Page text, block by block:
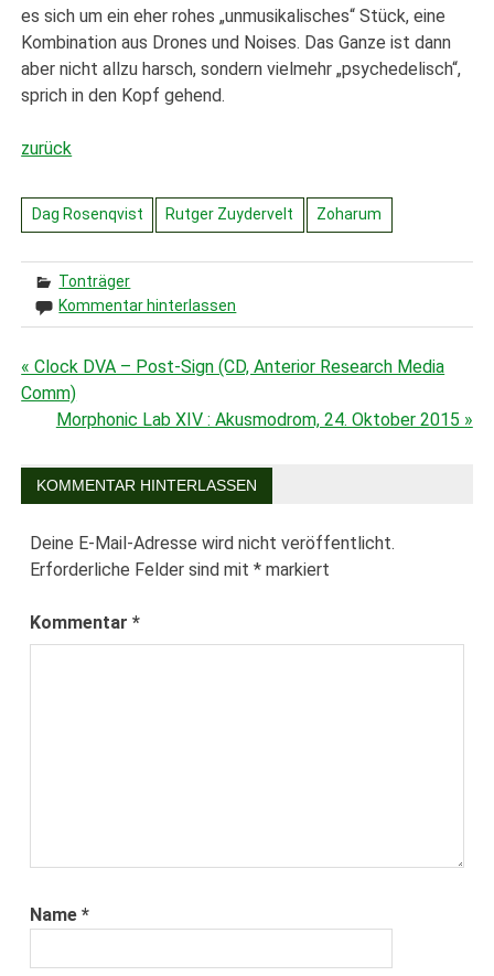
es sich um ein eher rohes „unmusikalisches“ Stück, eine
Kombination aus Drones und Noises. Das Ganze ist dann
aber nicht allzu harsch, sondern vielmehr „psychedelisch“,
sprich in den Kopf gehend.
zurück
Dag Rosenqvist Rutger Zuydervelt Zoharum
Tonträger
Kommentar hinterlassen
Beitragsnavigation
« Clock DVA – Post-Sign (CD, Anterior Research Media
Comm)
Morphonic Lab XIV : Akusmodrom, 24. Oktober 2015 »
KOMMENTAR HINTERLASSEN
Deine E-Mail-Adresse wird nicht veröffentlicht.
Erforderliche Felder sind mit* markiert
Kommentar*
Name*